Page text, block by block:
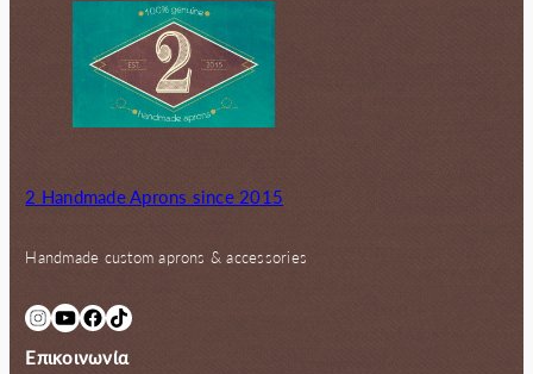
2 Handmade Aprons since 2015
Handmade custom aprons & accessories
InstagramYouTube Facebook TikTok
Επικοινωνία